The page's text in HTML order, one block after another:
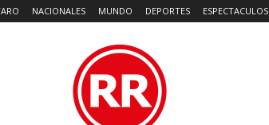
NACIONALES MUNDO DEPORTES ESPECTACULOS